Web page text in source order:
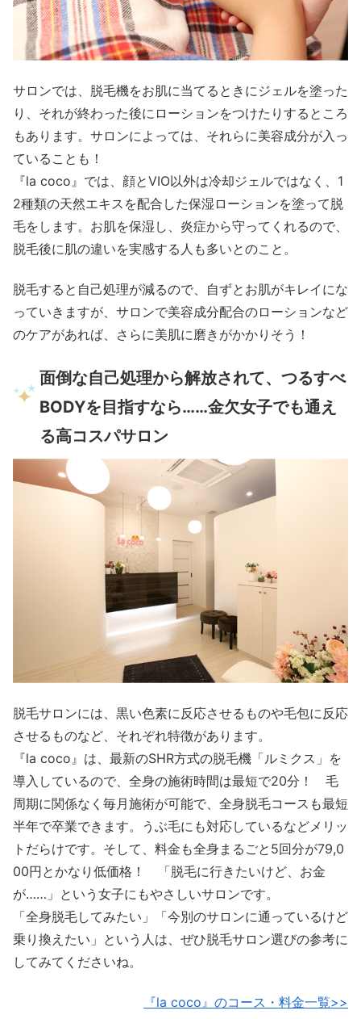
サロンでは、脱毛機をお肌に当てるときにジェルを塗った
り、それが終わった後にローションをつけたりするところ
もあります。サロンによっては、それらに美容成分が入っ
ていることも！
『la coco』では、顔とVIO以外は冷却ジェルではなく、1
2種類の天然エキスを配合した保湿ローションを塗って脱
毛をします。お肌を保湿し、炎症から守ってくれるので、
脱毛後に肌の違いを実感する人も多いとのこと。
脱毛すると自己処理が減るので、自ずとお肌がキレイにな
っていきますが、サロンで美容成分配合のローションなど
のケアがあれば、さらに美肌に磨きがかかりそう！
面倒な自己処理から解放されて、つるすべ
BODYを目指すなら……金欠女子でも通え
る高コスパサロン
脱毛サロンには、黒い色素に反応させるものや毛包に反応
させるものなど、それぞれ特徴があります。
『la coco』は、最新のSHR方式の脱毛機「ルミクス」を
導入しているので、全身の施術時間は最短で20分！ 毛
周期に関係なく毎月施術が可能で、全身脱毛コースも最短
半年で卒業できます。うぶ毛にも対応しているなどメリッ
トだらけです。そして、料金も全身まるごと5回分が79,0
00円とかなり低価格！ 「脱毛に行きたいけど、お金
が……」という女子にもやさしいサロンです。
「全身脱毛してみたい」「今別のサロンに通っているけど
乗り換えたい」という人は、ぜひ脱毛サロン選びの参考に
してみてくださいね。
『la coco』のコース・料金一覧>>